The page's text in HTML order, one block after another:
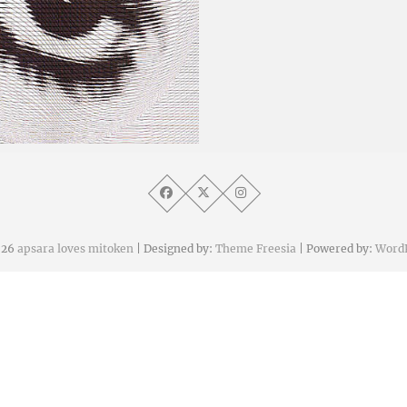
apsara loves mitoken | Designed by: Theme Freesia | Powered by: